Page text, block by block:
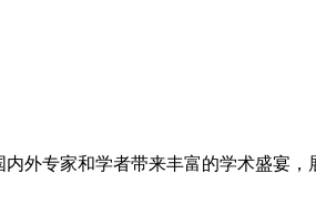
外专家和学者带来丰富的学术盛宴